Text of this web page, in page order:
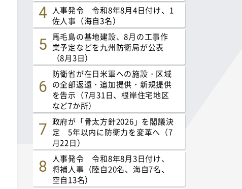
人事発令 令和8年8月4日付け、1
佐人事（海自3名）
馬毛島の基地建設、8月の工事作
業予定などを九州防衛局が公表
（8月3日）
防衛省が在日米軍への施設・区域
の全部返還・追加提供・新規提供
を告示（7月31日、根岸住宅地区
など7か所）
政府が「骨太方針2026」を閣議決
定 5年以内に防衛力を変革へ（7
月22日）
人事発令 令和8年8月3日付け、
将補人事（陸自20名、海自7名、
空自13名）